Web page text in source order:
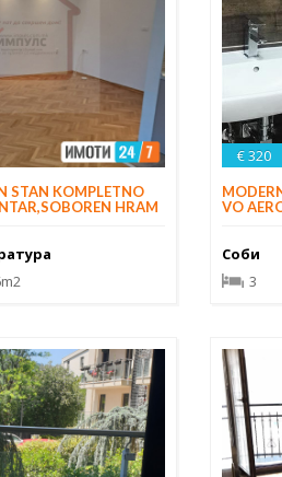
STAN KOMPLETNO
HRAM
€ 320
VO
Соби
3